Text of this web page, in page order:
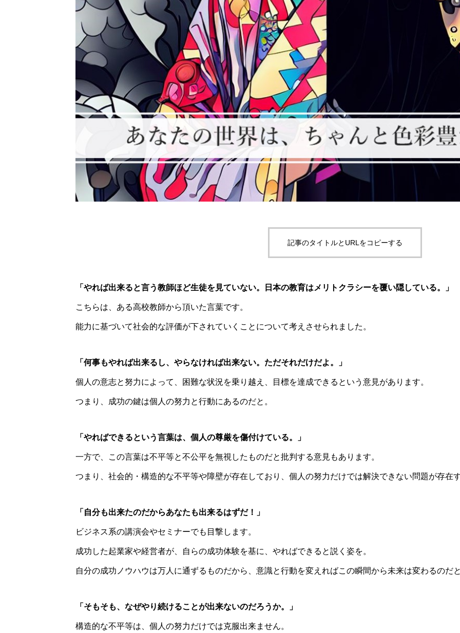
記事のタイトルとURLをコピーする
「やれば出来ると言う教師ほど生徒を見ていない。日本の教育はメリトクラシーを覆い隠している。」
こちらは、ある高校教師から頂いた言葉です。
能力に基づいて社会的な評価が下されていくことについて考えさせられました。
「何事もやれば出来るし、やらなければ出来ない。ただそれだけだよ。」
個人の意志と努力によって、困難な状況を乗り越え、目標を達成できるという意見があります。
つまり、成功の鍵は個人の努力と行動にあるのだと。
「やればできるという言葉は、個人の尊厳を傷付けている。」
一方で、この言葉は不平等と不公平を無視したものだと批判する意見もあります。
つまり、社会的・構造的な不平等や障壁が存在しており、個人の努力だけでは解決できない問題が存在す
「自分も出来たのだからあなたも出来るはずだ！」
ビジネス系の講演会やセミナーでも目撃します。
成功した起業家や経営者が、自らの成功体験を基に、やればできると説く姿を。
自分の成功ノウハウは万人に通ずるものだから、意識と行動を変えればこの瞬間から未来は変わるのだと
「そもそも、なぜやり続けることが出来ないのだろうか。」
構造的な不平等は、個人の努力だけでは克服出来ません。